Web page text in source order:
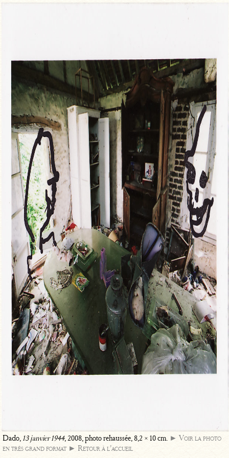
Dado, 13 janvier 1944, 2008, photo rehaussée, 8,2 × 10 cm. ► Voir la photo
en très grand format ► Retour à l’accueil